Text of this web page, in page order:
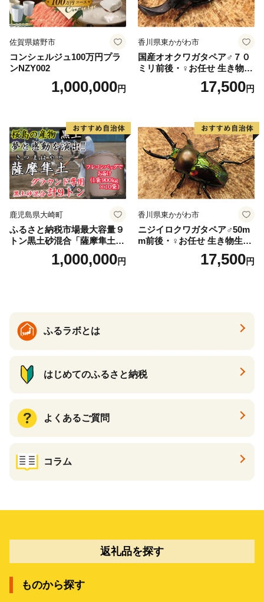
佐賀県嬉野市
コンシェルジュ100万円プラ
ンNZY002
1,000,000円
香川県東かがわ市
国産オオクワガタペア♂７０
ミリ前後・♀お任せ 生き物生
17,500円
鹿児島県大崎町
ふるさと納税市場最大容量９
トン黒土砂混合「薩摩隼土」
（夢と感動の演出のグラウン
1,000,000円
香川県東かがわ市
ニジイロクワガタペア♂50m
m前後・♀お任せ 生き物生き
17,500円
ふるラボとは
はじめてのふるさと納税
よくあるご質問
コラム
返礼品を探す
ものから探す